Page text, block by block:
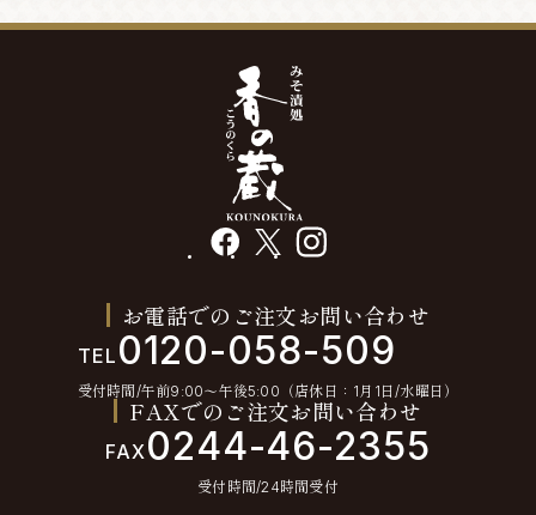
facebook instagram
お電話でのご注文お問い合わせ
TEL 0120-058-509
受付時間/午前9:00〜午後5:00（店休日：1月1日/水曜日）
FAXでのご注文お問い合わせ
FAX0244-46-2355
受付時間/24時間受付